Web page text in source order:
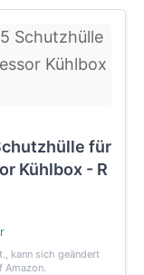
für
Kühlbox - R
kann sich geändert